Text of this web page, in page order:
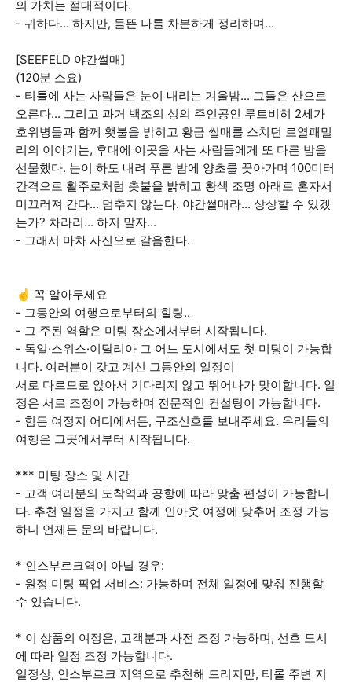
의 가치는 절대적이다.
- 귀하다... 하지만, 들뜬 나를 차분하게 정리하며...
[SEEFELD 야간썰매]
(120분 소요)
- 티톨에 사는 사람들은 눈이 내리는 겨울밤... 그들은 산으로
오른다... 그리고 과거 백조의 성의 주인공인 루트비히 2세가
호위병들과 함께 횃불을 밝히고 황금 썰매를 스치던 로열패밀
리의 이야기는, 후대에 이곳을 사는 사람들에게 또 다른 밤을
선물했다. 눈이 하도 내려 푸른 밤에 양초를 꽂아가며 100미터
간격으로 활주로처럼 촛불을 밝히고 황색 조명 아래로 혼자서
미끄러져 간다... 멈추지 않는다. 야간썰매라... 상상할 수 있겠
는가? 차라리... 하지 말자...
- 그래서 마차 사진으로 갈음한다.
☝️ 꼭 알아두세요
- 그동안의 여행으로부터의 힐링..
- 그 주된 역할은 미팅 장소에서부터 시작됩니다.
- 독일·스위스·이탈리아 그 어느 도시에서도 첫 미팅이 가능합
니다. 여러분이 갖고 계신 그동안의 일정이
서로 다르므로 앉아서 기다리지 않고 뛰어나가 맞이합니다. 일
정은 서로 조정이 가능하며 전문적인 컨설팅이 가능합니다.
- 힘든 여정지 어디에서든, 구조신호를 보내주세요. 우리들의
여행은 그곳에서부터 시작됩니다.
*** 미팅 장소 및 시간
- 고객 여러분의 도착역과 공항에 따라 맞춤 편성이 가능합니
다. 추천 일정을 가지고 함께 인아웃 여정에 맞추어 조정 가능
하니 언제든 문의 바랍니다.
* 인스부르크역이 아닐 경우:
- 원정 미팅 픽업 서비스: 가능하며 전체 일정에 맞춰 진행할
수 있습니다.
* 이 상품의 여정은, 고객분과 사전 조정 가능하며, 선호 도시
에 따라 일정 조정 가능합니다.
일정상, 인스부르크 지역으로 추천해 드리지만, 티롤 주변 지